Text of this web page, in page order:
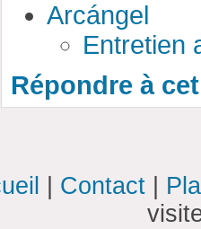
Arcángel
Entretien
Répondre à
Contact